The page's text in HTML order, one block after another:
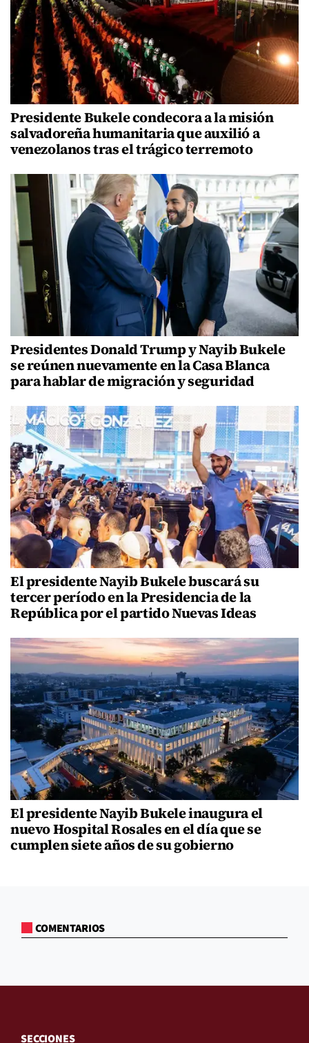
Presidente Bukele condecora a la misión
salvadoreña humanitaria que auxilió a
venezolanos tras el trágico terremoto
Presidentes Donald Trump y Nayib Bukele
se reúnen nuevamente en la Casa Blanca
para hablar de migración y seguridad
El presidente Nayib Bukele buscará su
tercer período en la Presidencia de la
República por el partido Nuevas Ideas
El presidente Nayib Bukele inaugura el
nuevo Hospital Rosales en el día que se
cumplen siete años de su gobierno
COMENTARIOS
SECCIONES